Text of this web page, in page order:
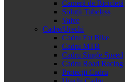
Cameră de Bicicletă
Soluții Tubeless
Valve
Cadre/Urechi
Cadru Fat Bike
Cadru MTB
Cadru Single Speed
Cadru Road Racing
Protecții Cadru